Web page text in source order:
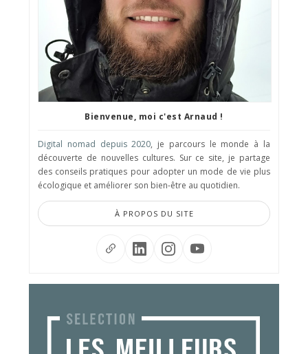
Bienvenue, moi c'est Arnaud !
Digital nomad depuis 2020, je parcours le monde à la
découverte de nouvelles cultures. Sur ce site, je partage
des conseils pratiques pour adopter un mode de vie plus
écologique et améliorer son bien-être au quotidien.
À PROPOS DU SITE